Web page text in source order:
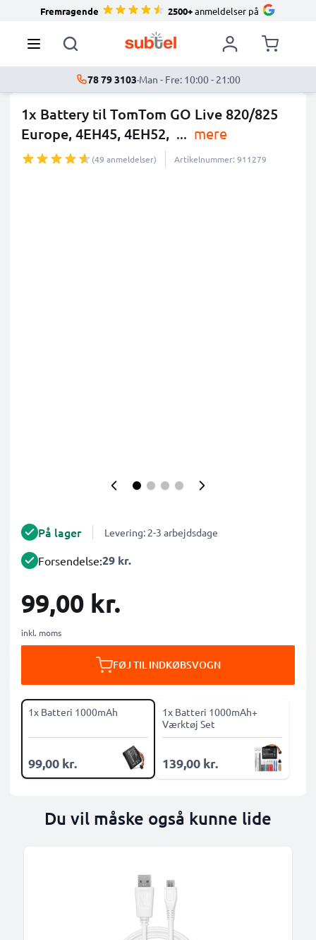
Fremragende 2500+anmeldelser på
78 79 3103·Man - Fre: 10:00 - 21:00
1x Battery til TomTom GO Live 820/825
Europe, 4EH45, 4EH52, ... mere
(49 anmeldelser) Artikelnummer: 911279
På lager Levering: 2-3 arbejdsdage
Forsendelse:29 kr.
99,00 kr.
inkl. moms
FØJ TIL INDKØBSVOGN
1x Batteri 1000mAh
99,00 kr.
1x Batteri 1000mAh+
Værktøj Set
139,00 kr.
Du vil måske også kunne lide